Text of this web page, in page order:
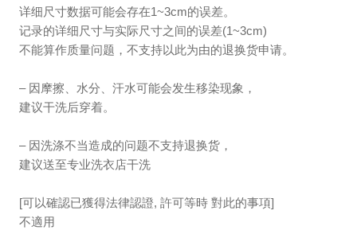
详细尺寸数据可能会存在1~3cm的误差。
记录的详细尺寸与实际尺寸之间的误差(1~3cm)
不能算作质量问题，不支持以此为由的退换货申请。
– 因摩擦、水分、汗水可能会发生移染现象，
建议干洗后穿着。
– 因洗涤不当造成的问题不支持退换货，
建议送至专业洗衣店干洗
[可以確認已獲得法律認證, 許可等時 對此的事項]
不適用